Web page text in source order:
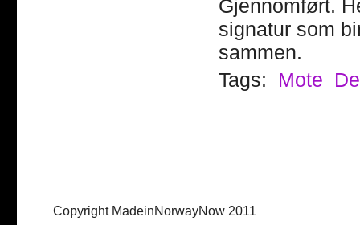
Gjennomført.
signatur som
sammen.
Tags:
Mote
Copyright MadeinNorwayNow 2011